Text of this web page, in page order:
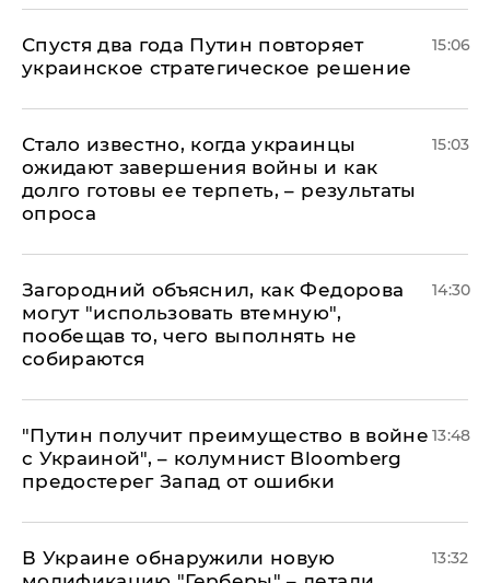
Спустя два года Путин повторяет
украинское стратегическое решение
15:06
Стало известно, когда украинцы
ожидают завершения войны и как
долго готовы ее терпеть, – результаты
опроса
15:03
Загородний объяснил, как Федорова
могут "использовать втемную",
пообещав то, чего выполнять не
собираются
14:30
"Путин получит преимущество в войне
с Украиной", – колумнист Bloomberg
предостерег Запад от ошибки
13:48
В Украине обнаружили новую
13:32